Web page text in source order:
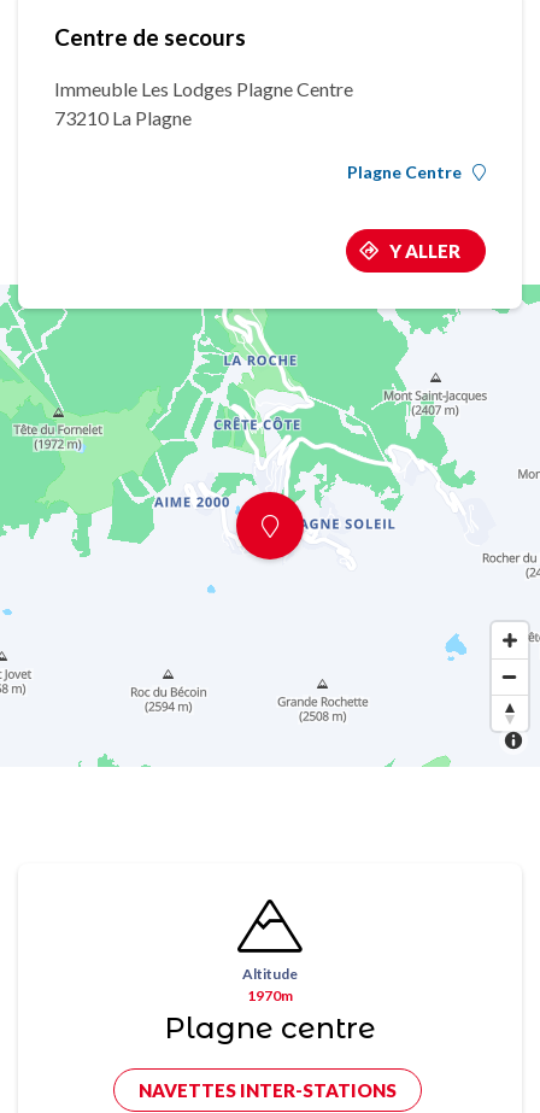
Centre de secours
Immeuble Les Lodges Plagne Centre
73210 La Plagne
Plagne Centre
Y ALLER
Altitude
1970m
Plagne centre
NAVETTES INTER-STATIONS